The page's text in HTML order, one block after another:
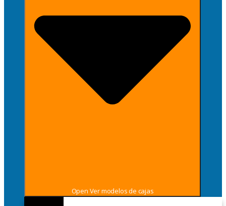
Open Ver modelos de cajas